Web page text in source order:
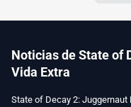
Noticias de State of
Vida Extra
State of Decay 2: Juggernaut